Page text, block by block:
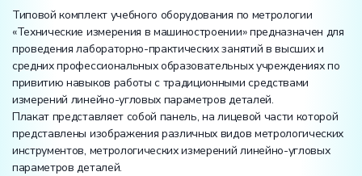
Типовой комплект учебного оборудования по метрологии
«Технические измерения в машиностроении» предназначен для
проведения лабораторно-практических занятий в высших и
средних профессиональных образовательных учреждениях по
привитию навыков работы с традиционными средствами
измерений линейно-угловых параметров деталей.
Плакат представляет собой панель, на лицевой части которой
представлены изображения различных видов метрологических
инструментов, метрологических измерений линейно-угловых
параметров деталей.